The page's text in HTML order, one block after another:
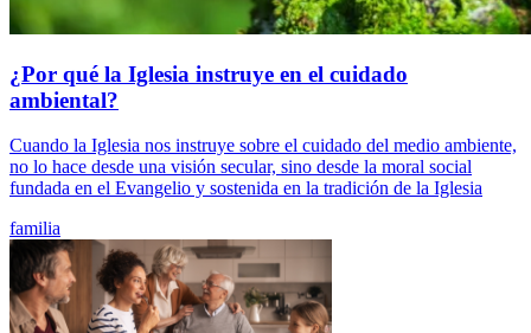
¿Por qué la Iglesia instruye en el cuidado
ambiental?
Cuando la Iglesia nos instruye sobre el cuidado del medio ambiente,
no lo hace desde una visión secular, sino desde la moral social
fundada en el Evangelio y sostenida en la tradición de la Iglesia
familia